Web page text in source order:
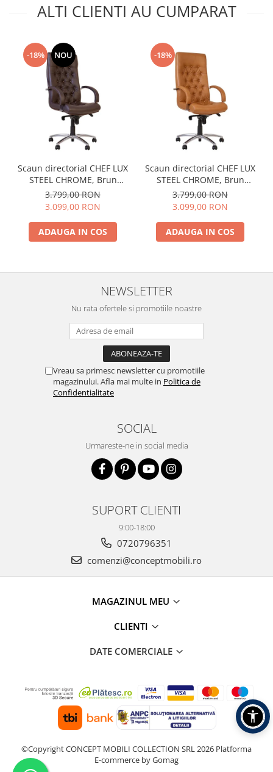
ALTI CLIENTI AU CUMPARAT
-18% NOU
Scaun directorial CHEF LUX
STEEL CHROME, Brun
inchis, piele naturala
3.799,00 RON
3.099,00 RON
ADAUGA IN COS
-18%
Scaun directorial CHEF LUX
STEEL CHROME, Brun
deschis, piele naturala
3.799,00 RON
3.099,00 RON
ADAUGA IN COS
NEWSLETTER
Nu rata ofertele si promotiile noastre
Vreau sa primesc newsletter cu promotiile
magazinului. Afla mai multe in Politica de
Confidentialitate
SOCIAL
Urmareste-ne in social media
SUPORT CLIENTI
9:00-18:00
0720796351
comenzi@conceptmobili.ro
MAGAZINUL MEU
CLIENTI
DATE COMERCIALE
©Copyright CONCEPT MOBILI COLLECTION SRL 2026 Platforma
E-commerce by Gomag